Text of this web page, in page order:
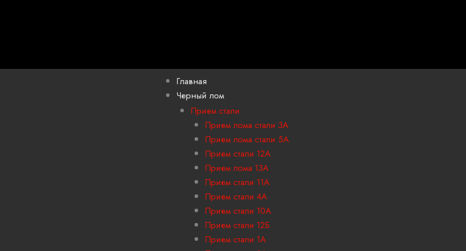
Главная
Черный лом
Прием стали
Прием лома стали 3А
Прием лома стали 5А
Прием стали 12А
Прием лома 13А
Прием стали 11А
Прием стали 4А
Прием стали 10А
Прием стали 12Б
Прием стали 1А